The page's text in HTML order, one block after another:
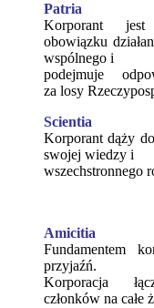
Patria
Korporant jest
obowiązku
wspólnego i
podejmuje
za losy
Scientia
Korporant dąży
swojej wiedzy i
wszechstronnego
Amicitia
Fundamentem
przyjaźń.
Korporacja
członków na całe